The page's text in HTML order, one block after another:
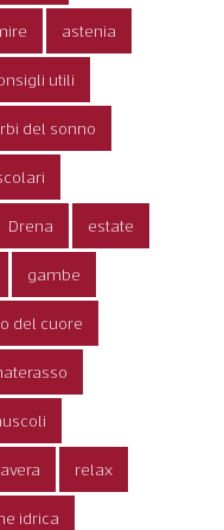
astenia
utili
del sonno
Drena estate
gambe
del cuore
relax
idrica